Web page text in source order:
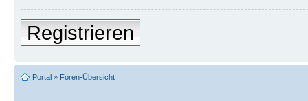
Registrieren
Portal » Foren-Übersicht